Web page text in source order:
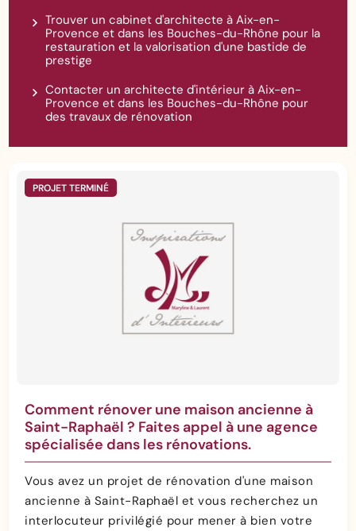
Trouver un cabinet d'architecte à Aix-en-
Provence et dans les Bouches-du-Rhône pour la
restauration et la valorisation d'une bastide de
prestige
Contacter un architecte d'intérieur à Aix-en-
Provence et dans les Bouches-du-Rhône pour
des travaux de rénovation
PROJET TERMINÉ
Comment rénover une maison ancienne à
Saint-Raphaël ? Faites appel à une agence
spécialisée dans les rénovations.
Vous avez un projet de rénovation d'une maison
ancienne à Saint-Raphaël et vous recherchez un
interlocuteur privilégié pour mener à bien votre